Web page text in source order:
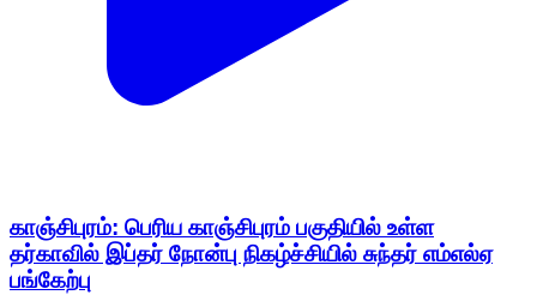
காஞ்சிபுரம்: பெரிய காஞ்சிபுரம் பகுதியில் உள்ள
தர்காவில் இப்தர் நோன்பு நிகழ்ச்சியில் சுந்தர் எம்எல்ஏ
பங்கேற்பு